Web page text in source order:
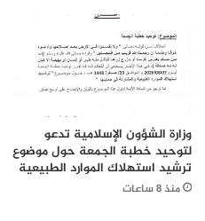
وزارة الشؤون الإسلامية تدعو
لتوحيد خطبة الجمعة حول موضوع
ترشيد استهلاك الموارد الطبيعية
منذ 8 ساعات